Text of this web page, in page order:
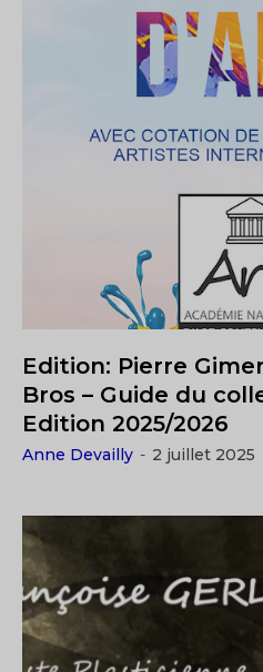
Edition: Pierre
Bros – Guide du
Edition 2025/2026
Anne Devailly - 2 juillet 2025